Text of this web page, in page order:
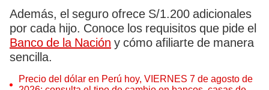
Además, el seguro ofrece S/1.200 adicionales
por cada hijo. Conoce los requisitos que pide el
Banco de la Nación y cómo afiliarte de manera
sencilla.
Precio del dólar en Perú hoy, VIERNES 7 de agosto de